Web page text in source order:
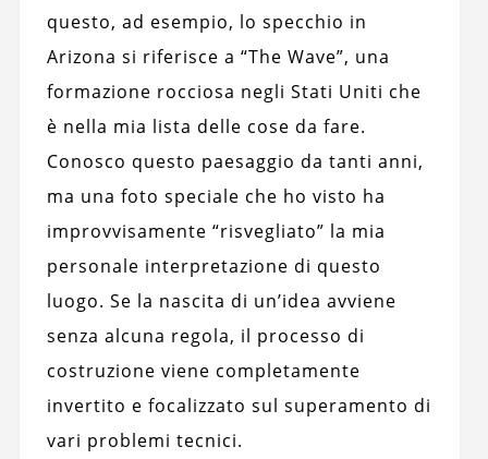
questo, ad esempio, lo specchio in
Arizona si riferisce a “The Wave”, una
formazione rocciosa negli Stati Uniti che
è nella mia lista delle cose da fare.
Conosco questo paesaggio da tanti anni,
ma una foto speciale che ho visto ha
improvvisamente “risvegliato” la mia
personale interpretazione di questo
luogo. Se la nascita di un’idea avviene
senza alcuna regola, il processo di
costruzione viene completamente
invertito e focalizzato sul superamento di
vari problemi tecnici.